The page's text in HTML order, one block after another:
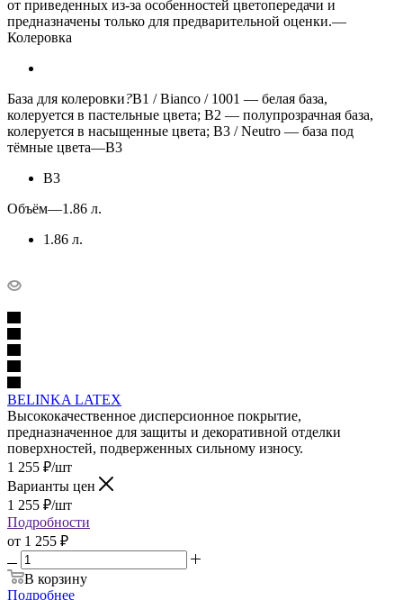
от приведенных из-за особенностей цветопередачи и
предназначены только для предварительной оценки.—
Колеровка
База для колеровки?B1 / Bianco / 1001 — белая база,
колеруется в пастельные цвета; B2 — полупрозрачная база,
колеруется в насыщенные цвета; B3 / Neutro — база под
тёмные цвета—B3
B3
Объём—1.86 л.
1.86 л.
BELINKA LATEX
Высококачественное дисперсионное покрытие,
предназначенное для защиты и декоративной отделки
поверхностей, подверженных сильному износу.
1 255 ₽/шт
Варианты цен
1 255 ₽/шт
Подробности
от 1 255 ₽
В корзину
Подробнее